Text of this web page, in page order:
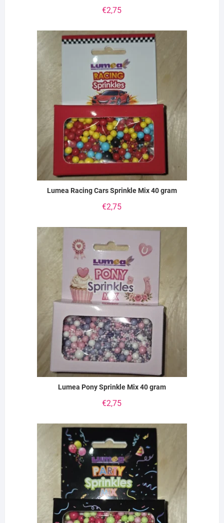
€2,75
Lumea Racing Cars Sprinkle Mix 40 gram
€2,75
Lumea Pony Sprinkle Mix 40 gram
€2,75